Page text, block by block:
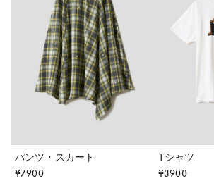
パンツ・スカート
¥7900
Tシャツ
¥3900